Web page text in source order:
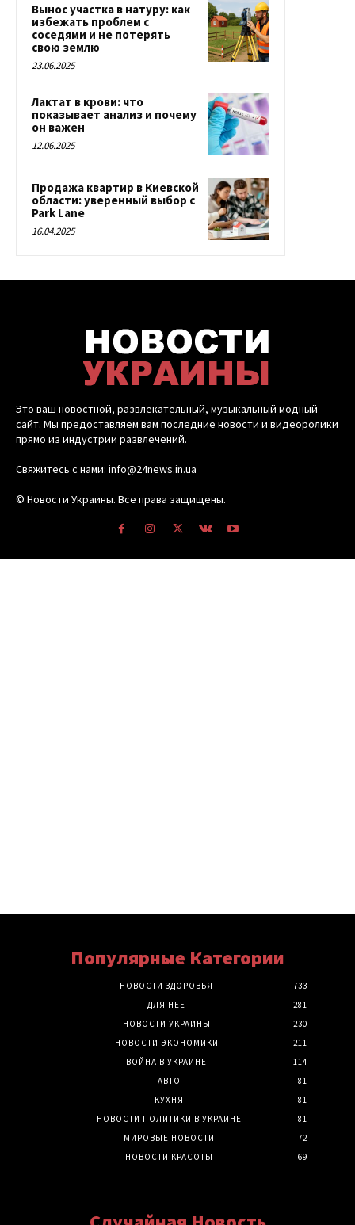
Вынос участка в натуру: как
избежать проблем с
соседями и не потерять
свою землю
23.06.2025
Лактат в крови: что
показывает анализ и почему
он важен
12.06.2025
Продажа квартир в Киевской
области: уверенный выбор с
Park Lane
16.04.2025
Это ваш новостной, развлекательный, музыкальный модный
сайт. Мы предоставляем вам последние новости и видеоролики
прямо из индустрии развлечений.
Свяжитесь с нами: info@24news.in.ua
© Новости Украины. Все права защищены.
Популярные Категории
НОВОСТИ ЗДОРОВЬЯ
733
ДЛЯ НЕЕ
281
НОВОСТИ УКРАИНЫ
230
НОВОСТИ ЭКОНОМИКИ
211
ВОЙНА В УКРАИНЕ
114
АВТО
81
КУХНЯ
81
НОВОСТИ ПОЛИТИКИ В УКРАИНЕ
81
МИРОВЫЕ НОВОСТИ
72
НОВОСТИ КРАСОТЫ
69